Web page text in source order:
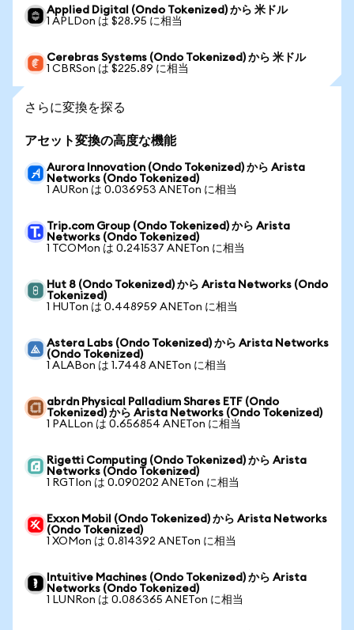
Applied Digital (Ondo Tokenized) から 米ドル
1 APLDon は $28.95 に相当
Cerebras Systems (Ondo Tokenized) から 米ドル
1 CBRSon は $225.89 に相当
さらに変換を探る
アセット変換の高度な機能
Aurora Innovation (Ondo Tokenized) から Arista
Networks (Ondo Tokenized)
1 AURon は 0.036953 ANETon に相当
Trip.com Group (Ondo Tokenized) から Arista
Networks (Ondo Tokenized)
1 TCOMon は 0.241537 ANETon に相当
Hut 8 (Ondo Tokenized) から Arista Networks (Ondo
Tokenized)
1 HUTon は 0.448959 ANETon に相当
Astera Labs (Ondo Tokenized) から Arista Networks
(Ondo Tokenized)
1 ALABon は 1.7448 ANETon に相当
abrdn Physical Palladium Shares ETF (Ondo
Tokenized) から Arista Networks (Ondo Tokenized)
1 PALLon は 0.656854 ANETon に相当
Rigetti Computing (Ondo Tokenized) から Arista
Networks (Ondo Tokenized)
1 RGTIon は 0.090202 ANETon に相当
Exxon Mobil (Ondo Tokenized) から Arista Networks
(Ondo Tokenized)
1 XOMon は 0.814392 ANETon に相当
Intuitive Machines (Ondo Tokenized) から Arista
Networks (Ondo Tokenized)
1 LUNRon は 0.086365 ANETon に相当